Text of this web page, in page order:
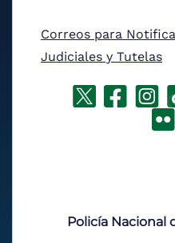
Correos para
Judiciales y Tutelas
Policía Nacional